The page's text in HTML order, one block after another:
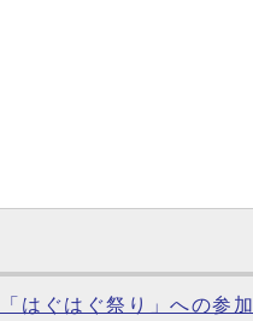
はぐはぐ祭り」への参加